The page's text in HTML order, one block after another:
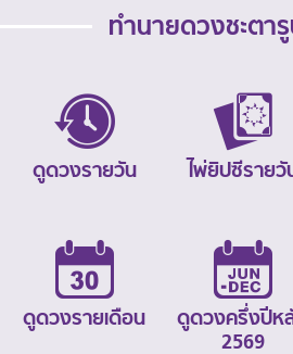
ทำนายดวงชะตา
ดูดวงรายวัน ไพ่ยิปซีรายวั
ดูดวงรายเดือน
ดูดวงครึ่งปีห
2569